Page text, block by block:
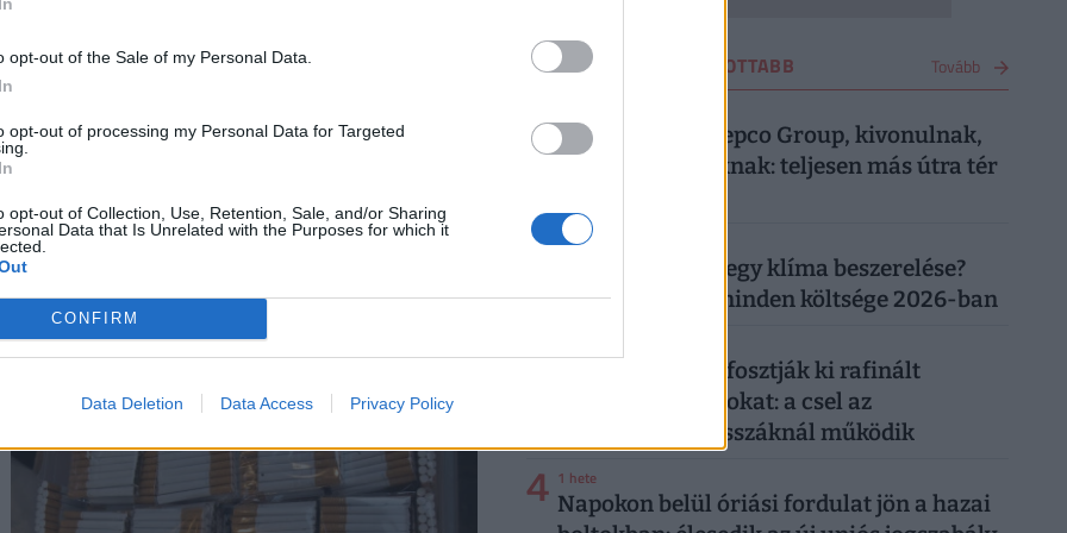
opt-out of the Sale of my Personal Data.
opt-out of processing my Personal Data for Targeted
opt-out of Collection, Use, Retention, Sale, and/or Sharing
Data that Is Unrelated with the Purposes for which it
CONFIRM
Data Deletion Data Access Privacy Policy
Fontos változás élesedik a PENNY
áruházakban: erről minden vásárlónak
tudnia kell
A hálózat tehermentesítése érdekében a vállalat a
leginkább terhelt, 17 és 22 óra közötti idősávban
VÁSÁRLÁS LEGOLVASOTTABB Tovább
1 Most közölte a Pepco Group, kivonulnak,
vége egy korszaknak: teljesen más útra tér
2 1 hónapja
Mennyibe kerül egy klíma beszerelése?
Egy klíma ára, minden költsége 2026-ban
3
"Banántrükkel" fosztják ki rafinált
vásárolók a boltokat: a csel az
önkiszolgáló kasszáknál működik
4 1 hete
Napokon belül óriási fordulat jön a hazai